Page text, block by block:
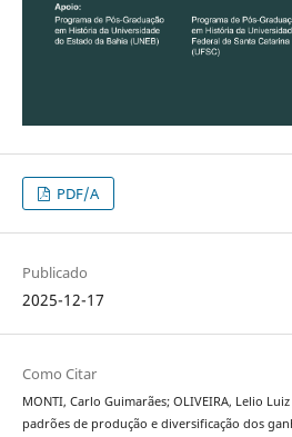
PDF/A
Publicado
2025-12-17
Como Citar
MONTI, Carlo Guimarães; OLIVEIRA, Lelio
padrões de produção e diversificação dos